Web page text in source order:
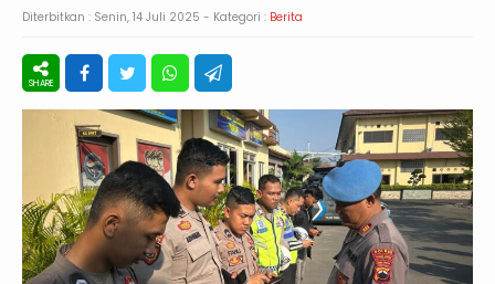
Diterbitkan : Senin, 14 Juli 2025 - Kategori : Berita